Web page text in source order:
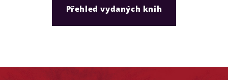
Přehled vydaných knih